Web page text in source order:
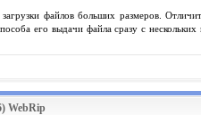
файлов больших размеров.
его выдачи файла сразу с
WebRip